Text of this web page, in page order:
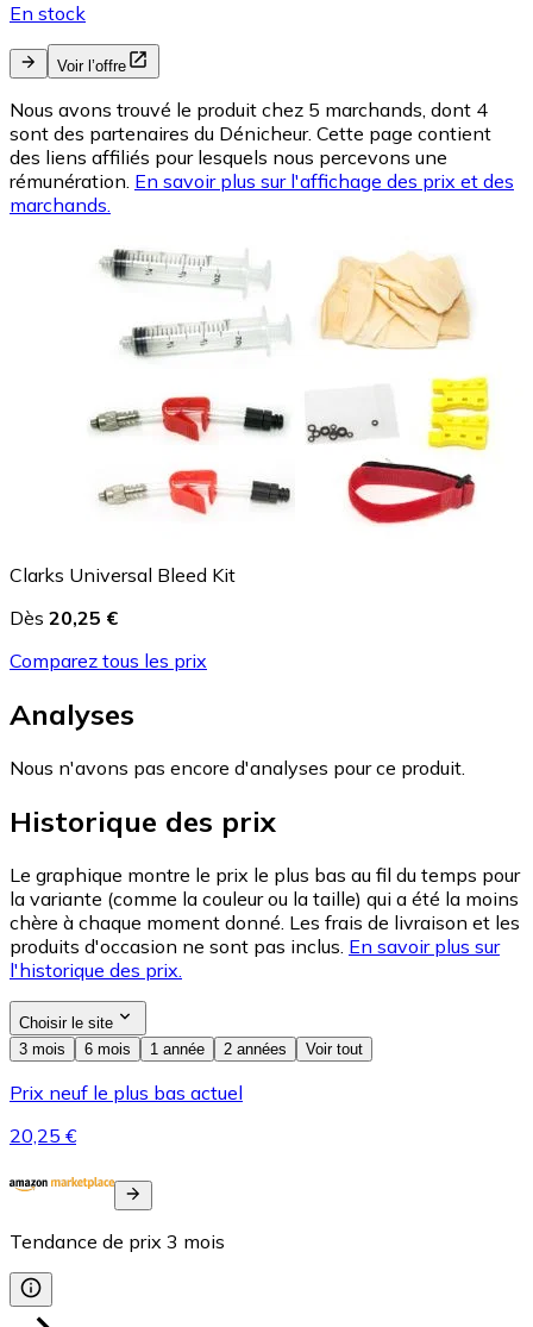
En stock
Voir l’offre
Nous avons trouvé le produit chez 5 marchands, dont 4
sont des partenaires du Dénicheur. Cette page contient
des liens affiliés pour lesquels nous percevons une
rémunération. En savoir plus sur l'affichage des prix et des
marchands.
Clarks Universal Bleed Kit
Dès 20,25 €
Comparez tous les prix
Analyses
Nous n'avons pas encore d'analyses pour ce produit.
Historique des prix
Le graphique montre le prix le plus bas au fil du temps pour
la variante (comme la couleur ou la taille) qui a été la moins
chère à chaque moment donné. Les frais de livraison et les
produits d'occasion ne sont pas inclus. En savoir plus sur
l'historique des prix.
Choisir le site
3 mois
6 mois 1 année 2 années Voir tout
Prix neuf le plus bas actuel
20,25 €
Tendance de prix 3 mois